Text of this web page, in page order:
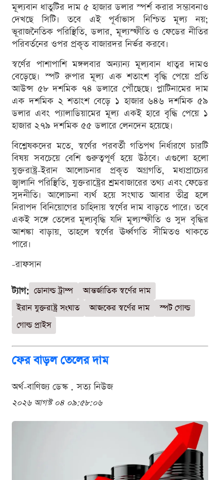
মূল্যবান ধাতুটির দাম ৫ হাজার ডলার স্পর্শ করার সম্ভাবনাও
দেখছে সিটি। তবে এই পূর্বাভাস নিশ্চিত মূল্য নয়;
ভূরাজনৈতিক পরিস্থিতি, ডলার, মূল্যস্ফীতি ও ফেডের নীতির
পরিবর্তনের ওপর প্রকৃত বাজারদর নির্ভর করবে।
স্বর্ণের পাশাপাশি মঙ্গলবার অন্যান্য মূল্যবান ধাতুর দামও
বেড়েছে। স্পট রুপার মূল্য এক শতাংশ বৃদ্ধি পেয়ে প্রতি
আউন্স ৫৮ দশমিক ৭৪ ডলারে পৌঁছেছে। প্লাটিনামের দাম
এক দশমিক ২ শতাংশ বেড়ে ১ হাজার ৬৪৬ দশমিক ৫৯
ডলার এবং প্যালাডিয়ামের মূল্য একই হারে বৃদ্ধি পেয়ে ১
হাজার ২৭৯ দশমিক ৫৫ ডলারে লেনদেন হয়েছে।
বিশ্লেষকদের মতে, স্বর্ণের পরবর্তী গতিপথ নির্ধারণে চারটি
বিষয় সবচেয়ে বেশি গুরুত্বপূর্ণ হয়ে উঠবে। এগুলো হলো
যুক্তরাষ্ট্র-ইরান আলোচনার প্রকৃত অগ্রগতি, মধ্যপ্রাচ্যের
জ্বালানি পরিস্থিতি, যুক্তরাষ্ট্রের শ্রমবাজারের তথ্য এবং ফেডের
সুদনীতি। আলোচনা ব্যর্থ হয়ে সংঘাত আবার তীব্র হলে
নিরাপদ বিনিয়োগের চাহিদায় স্বর্ণের দাম বাড়তে পারে। তবে
একই সঙ্গে তেলের মূল্যবৃদ্ধি যদি মূল্যস্ফীতি ও সুদ বৃদ্ধির
আশঙ্কা বাড়ায়, তাহলে স্বর্ণের ঊর্ধ্বগতি সীমিতও থাকতে
পারে।
-রাফসান
ট্যাগ: ডোনাল্ড ট্রাম্প
আন্তর্জাতিক স্বর্ণের দাম
ইরান যুক্তরাষ্ট্র সংঘাত
আজকের স্বর্ণের দাম
স্পট গোল্ড
গোল্ড প্রাইস
ফের বাড়ল তেলের দাম
অর্থ-বাণিজ্য ডেস্ক . সত্য নিউজ
২০২৬ আগস্ট ০৪ ০৯:৫৮:০৬